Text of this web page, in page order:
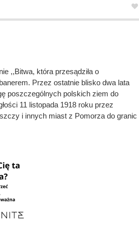
,,Bitwa, która przesądziła o
Przez ostatnie blisko dwa lata
poszczególnych polskich ziem do
11 listopada 1918 roku przez
i innych miast z Pomorza do granic